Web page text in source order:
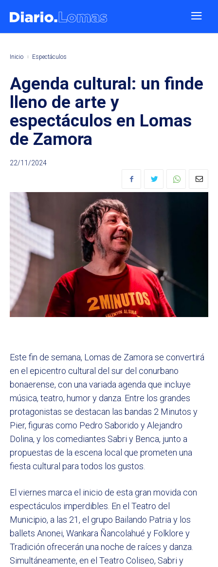
Inicio Espectáculos
Agenda cultural: un finde
lleno de arte y
espectáculos en Lomas
de Zamora
22/11/2024
Este fin de semana, Lomas de Zamora se convertirá
en el epicentro cultural del sur del conurbano
bonaerense, con una variada agenda que incluye
música, teatro, humor y danza. Entre los grandes
protagonistas se destacan las bandas 2 Minutos y
Pier, figuras como Pedro Saborido y Alejandro
Dolina, y los comediantes Sabri y Benca, junto a
propuestas de la escena local que prometen una
fiesta cultural para todos los gustos.
El viernes marca el inicio de esta gran movida con
espectáculos imperdibles. En el Teatro del
Municipio, a las 21, el grupo Bailando Patria y los
ballets Anonei, Wankara Ñancolahué y Folklore y
Tradición ofrecerán una noche de raíces y danza.
Simultáneamente, en el Teatro Coliseo, Sabri y